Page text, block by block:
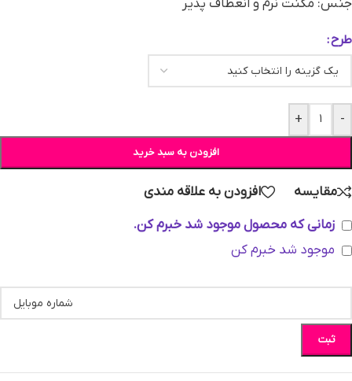
جنس: مگنت نرم و انعطاف پذیر
طرح
-
+
افزودن به سبد خرید
مقایسه
افزودن به علاقه مندی
زمانی که محصول موجود شد خبرم کن.
موجود شد خبرم کن
ثبت